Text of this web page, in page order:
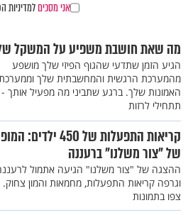
אני מסכיםלמדיניות
מה שאת חושבת משפיע על המשקל
הגיע הזמן שתדעי שהגוף הפיזי שלך מושפע
מהמערכת הרגשית והמחשבתית שלך
האמונות שלך. ברגע שתביני מה מפעיל אותך -
תתחילי לרזות
קריאות התפעלות של 450 ילדים:
של "צור משלנו" ברעננה
ההצגה של "צור משלנו" הגיעה אתמול
וגרפה קריאות התפעלות, מחמאות והמון צחוק.
צפו בתמונות